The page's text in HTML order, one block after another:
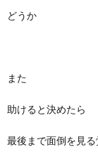
どうか
また
助けると決めたら
最後まで面倒を見る